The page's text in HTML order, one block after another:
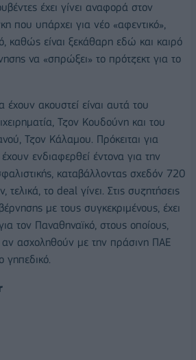
έχει γίνει αναφορά στον
που υπάρχει για νέο «αφεντικό»,
καθώς είναι ξεκάθαρη εδώ και καιρό
να «σπρώξει» το πρότζεκτ για το
ακουστεί είναι αυτά του
Τζον Κουδούνη και του
Τζον Κάλαμου. Πρόκειται για
ενδιαφερθεί έντονα για την
καταβάλλοντας σχεδόν 720
το deal γίνει. Στις συζητήσεις
με τους συγκεκριμένους, έχει
τον Παναθηναϊκό, στους οποίους,
αν ασχοληθούν με την πράσινη ΠΑΕ
γηπεδικό.